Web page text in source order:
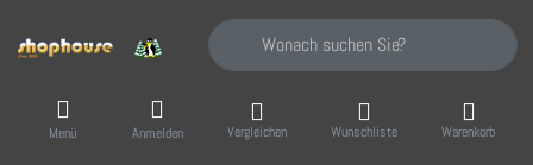
Geben Sie einen Suchbegriff ein. Während
Menü Anmelden Vergleichen Wunschliste Warenkorb